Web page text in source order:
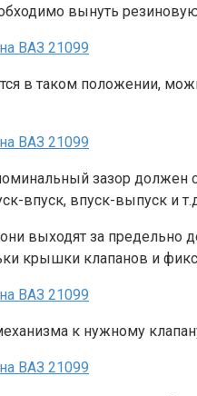
вынуть
в таком положении,
зазор должен
впуск, впуск-выпуск и
выходят за предельно
крышки клапанов и
к нужному